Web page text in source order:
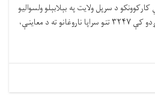
د سرپل ولایت په بېلابېلو ولسوالیو
او کلیو کې د تېرو ۳۰ ورځو په اوږدو کې ۳۲۴۷ تنو سراپا ناروغانو ته د معاینې،